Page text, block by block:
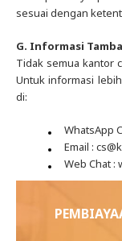
sesuai dengan
G. Informasi
Tidak semua kantor
Untuk informasi
di:
WhatsApp
Email :
Web Chat :